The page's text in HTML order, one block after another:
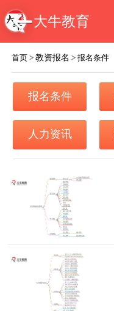
大牛教育
首页 >教资报名 >报名条件
报名条件
人力资讯